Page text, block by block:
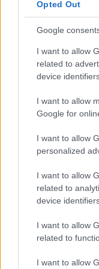
Opted Out
Google
I want to allow
related to
device
I want to allow
Google for
I want to allow
personalized
I want to allow
related to
device
I want to allow
related to
I want to allow
NEWS
TAGS
ΣΒΕΡΝΙΤΣΑ
06/08/26 - 15:36
Ομάν και Ιράν
ΔΙΕΘΝΗ
06/08/26 - 15:22
Ρουμανία: Μάχη με
από το blackout ο